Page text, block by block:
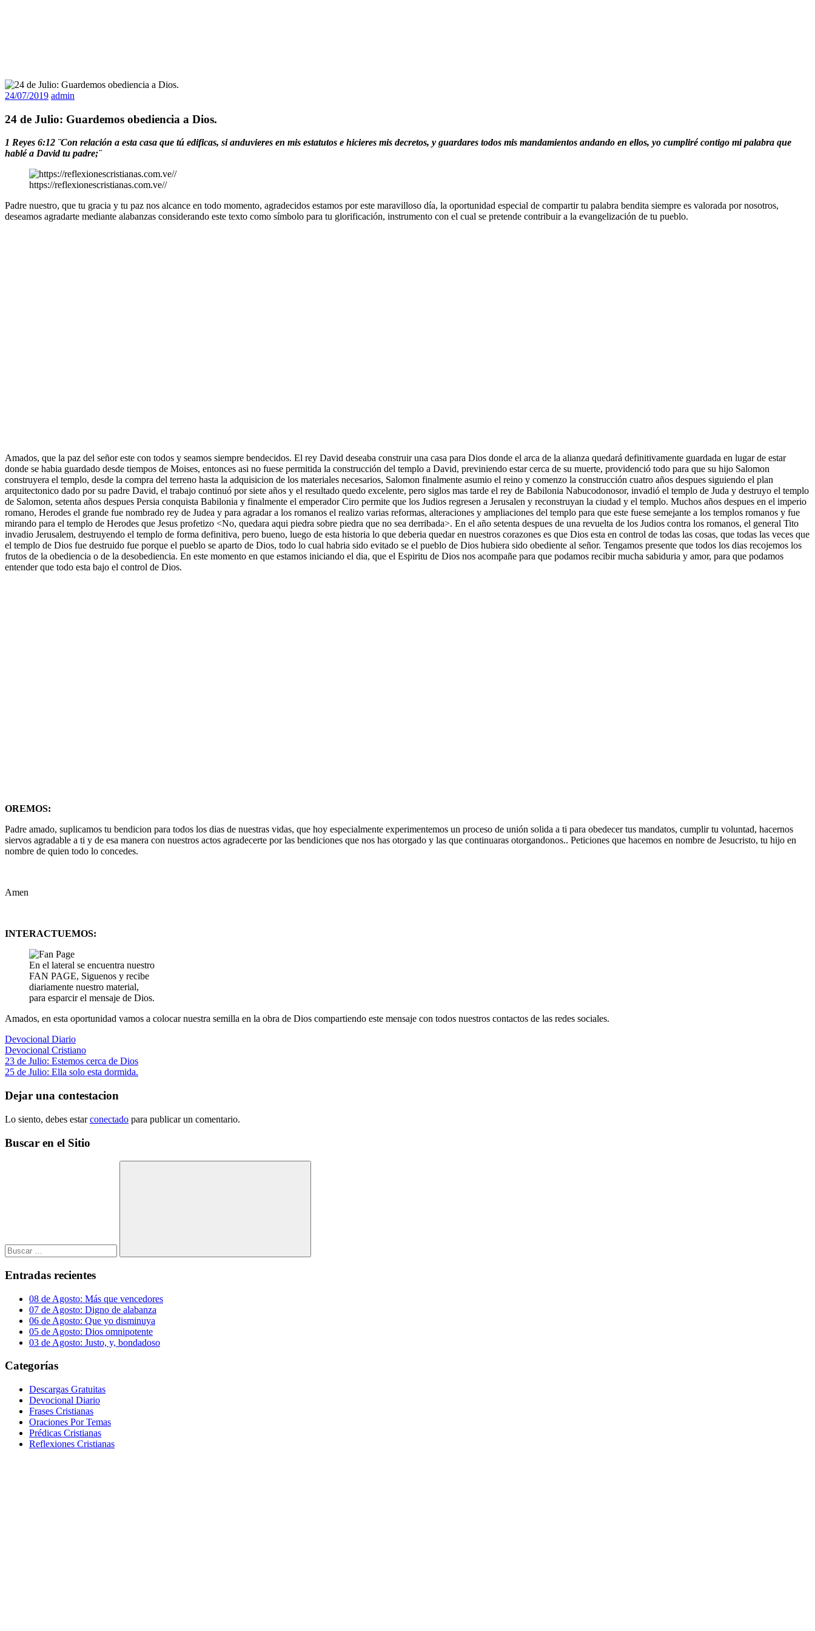
24/07/2019 admin
24 de Julio: Guardemos obediencia a Dios.
1 Reyes 6:12 ¨Con relación a esta casa que tú edificas, si anduvieres en mis estatutos e hicieres mis decretos, y guardares todos mis mandamientos andando en ellos, yo cumpliré contigo mi palabra que
hablé a David tu padre;¨
https://reflexionescristianas.com.ve//
Padre nuestro, que tu gracia y tu paz nos alcance en todo momento, agradecidos estamos por este maravilloso día, la oportunidad especial de compartir tu palabra bendita siempre es valorada por nosotros,
deseamos agradarte mediante alabanzas considerando este texto como símbolo para tu glorificación, instrumento con el cual se pretende contribuir a la evangelización de tu pueblo.
Amados, que la paz del señor este con todos y seamos siempre bendecidos. El rey David deseaba construir una casa para Dios donde el arca de la alianza quedará definitivamente guardada en lugar de estar
donde se habia guardado desde tiempos de Moises, entonces asi no fuese permitida la construcción del templo a David, previniendo estar cerca de su muerte, providenció todo para que su hijo Salomon
construyera el templo, desde la compra del terreno hasta la adquisicion de los materiales necesarios, Salomon finalmente asumio el reino y comenzo la construcción cuatro años despues siguiendo el plan
arquitectonico dado por su padre David, el trabajo continuó por siete años y el resultado quedo excelente, pero siglos mas tarde el rey de Babilonia Nabucodonosor, invadió el templo de Juda y destruyo el templo
de Salomon, setenta años despues Persia conquista Babilonia y finalmente el emperador Ciro permite que los Judios regresen a Jerusalen y reconstruyan la ciudad y el templo. Muchos años despues en el imperio
romano, Herodes el grande fue nombrado rey de Judea y para agradar a los romanos el realizo varias reformas, alteraciones y ampliaciones del templo para que este fuese semejante a los templos romanos y fue
mirando para el templo de Herodes que Jesus profetizo <No, quedara aqui piedra sobre piedra que no sea derribada>. En el año setenta despues de una revuelta de los Judios contra los romanos, el general Tito
invadio Jerusalem, destruyendo el templo de forma definitiva, pero bueno, luego de esta historia lo que deberia quedar en nuestros corazones es que Dios esta en control de todas las cosas, que todas las veces que
el templo de Dios fue destruido fue porque el pueblo se aparto de Dios, todo lo cual habria sido evitado se el pueblo de Dios hubiera sido obediente al señor. Tengamos presente que todos los dias recojemos los
frutos de la obediencia o de la desobediencia. En este momento en que estamos iniciando el dia, que el Espiritu de Dios nos acompañe para que podamos recibir mucha sabiduria y amor, para que podamos
entender que todo esta bajo el control de Dios.
OREMOS:
Padre amado, suplicamos tu bendicion para todos los dias de nuestras vidas, que hoy especialmente experimentemos un proceso de unión solida a ti para obedecer tus mandatos, cumplir tu voluntad, hacernos
siervos agradable a ti y de esa manera con nuestros actos agradecerte por las bendiciones que nos has otorgado y las que continuaras otorgandonos.. Peticiones que hacemos en nombre de Jesucristo, tu hijo en
nombre de quien todo lo concedes.
Amen
INTERACTUEMOS:
En el lateral se encuentra nuestro
FAN PAGE, Siguenos y recibe
diariamente nuestro material,
para esparcir el mensaje de Dios.
Amados, en esta oportunidad vamos a colocar nuestra semilla en la obra de Dios compartiendo este mensaje con todos nuestros contactos de las redes sociales.
Devocional Diario
Devocional Cristiano
Navegación
de
entradas
Entrada
anterior:
23 de Julio: Estemos cerca de Dios
Siguiente
25 de Julio: Ella solo esta dormida.
Dejar una contestacion
Lo siento, debes estarconectado para publicar un comentario.
Buscar en el Sitio
Buscar
Entradas recientes
08 de Agosto: Más que vencedores
07 de Agosto: Digno de alabanza
06 de Agosto: Que yo disminuya
05 de Agosto: Dios omnipotente
03 de Agosto: Justo, y, bondadoso
Categorías
Descargas Gratuitas
Devocional Diario
Frases Cristianas
Oraciones Por Temas
Prédicas Cristianas
Reflexiones Cristianas